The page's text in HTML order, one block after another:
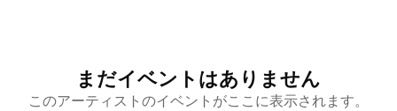
まだイベントはありません
このアーティストのイベントがここに表示されます。